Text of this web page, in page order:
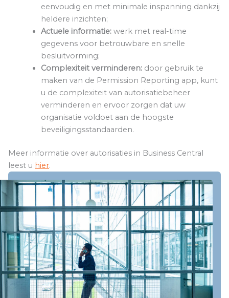
eenvoudig en met minimale inspanning dankzij
heldere inzichten;
Actuele informatie:werk met real-time
gegevens voor betrouwbare en snelle
besluitvorming;
Complexiteit verminderen:door gebruik te
maken van de Permission Reporting app, kunt
u de complexiteit van autorisatiebeheer
verminderen en ervoor zorgen dat uw
organisatie voldoet aan de hoogste
beveiligingsstandaarden.
Meer informatie over autorisaties in Business Central
leest u hier.